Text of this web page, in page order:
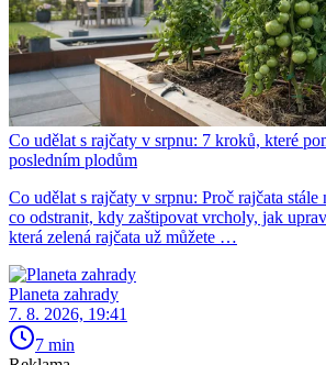
Co udělat s rajčaty v srpnu: 7 kroků, které
posledním plodům
Co udělat s rajčaty v srpnu: Proč rajčata stále
co odstranit, kdy zaštipovat vrcholy, jak
která zelená rajčata už můžete …
Planeta zahrady
7. 8. 2026, 19:41
7 min